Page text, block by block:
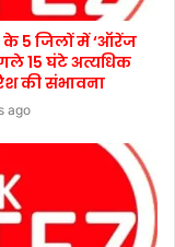
के 5 जिलों में ‘ऑरेंज
15 घंटे अत्यधिक
की संभावना
ago